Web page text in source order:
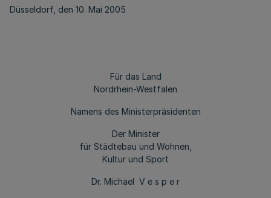
Düsseldorf, den 10. Mai 2005
Für das Land
Nordrhein-Westfalen
Namens des Ministerpräsidenten
Der Minister
für Städtebau und Wohnen,
Kultur und Sport
Dr. Michael V e s p e r